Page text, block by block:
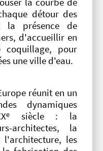
détour des
la présence de
d'accueillir en
coquillage, pour
une ville d'eau.
réunit en un
dynamiques
e
siècle : la
architectes, la
les